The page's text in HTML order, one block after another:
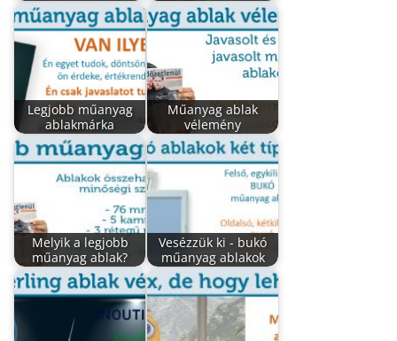
Legjobb műanyag
ablakmárka
Műanyag ablak
vélemény
Melyik a legjobb
műanyag ablak?
Vesézzük ki - bukó
műanyag ablakok